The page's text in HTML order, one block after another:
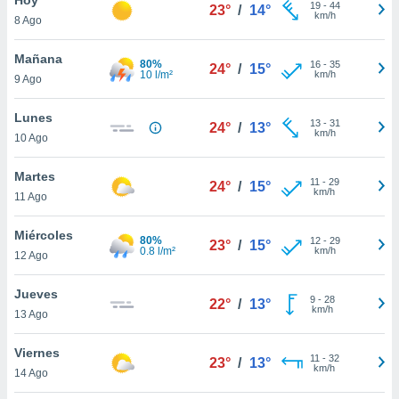
en
más
nuestra
de
cookies
aceptar
8 Ago
23° / 14° 19- 44
km/h
Mañana
9 Ago
80%
10 l/m²
24° / 15° 16- 35
km/h
Lunes
10 Ago
24° / 13° 13- 31
km/h
Martes
11 Ago
24° / 15° 11 - 29
km/h
Miércoles
12 Ago
80%
0.8 l/m²
23° / 15° 12- 29
km/h
Jueves
13 Ago
22° / 13° 9- 28
km/h
Viernes
14 Ago
23° / 13° 11 - 32
km/h